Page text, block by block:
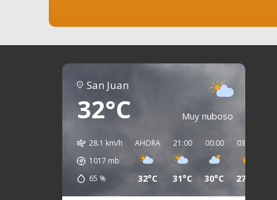
San Juan
32°C Muy nuboso
28.1 km/h
1017 mb
65 %
AHORA
32°C
21:00
31°C
00:00
30°C
03:00
27°C